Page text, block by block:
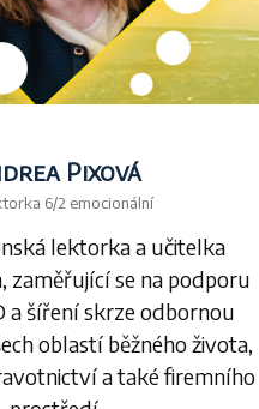
Pixová
6/2 emocionální
lektorka a učitelka
zaměřující se na podporu
a šíření skrze odbornou
oblastí běžného života,
a také firemního